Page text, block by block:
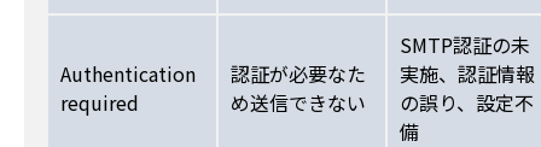
Authentication
required
認証が必要なた
め送信できない
SMTP認証の未
実施、認証情報
の誤り、設定不
備